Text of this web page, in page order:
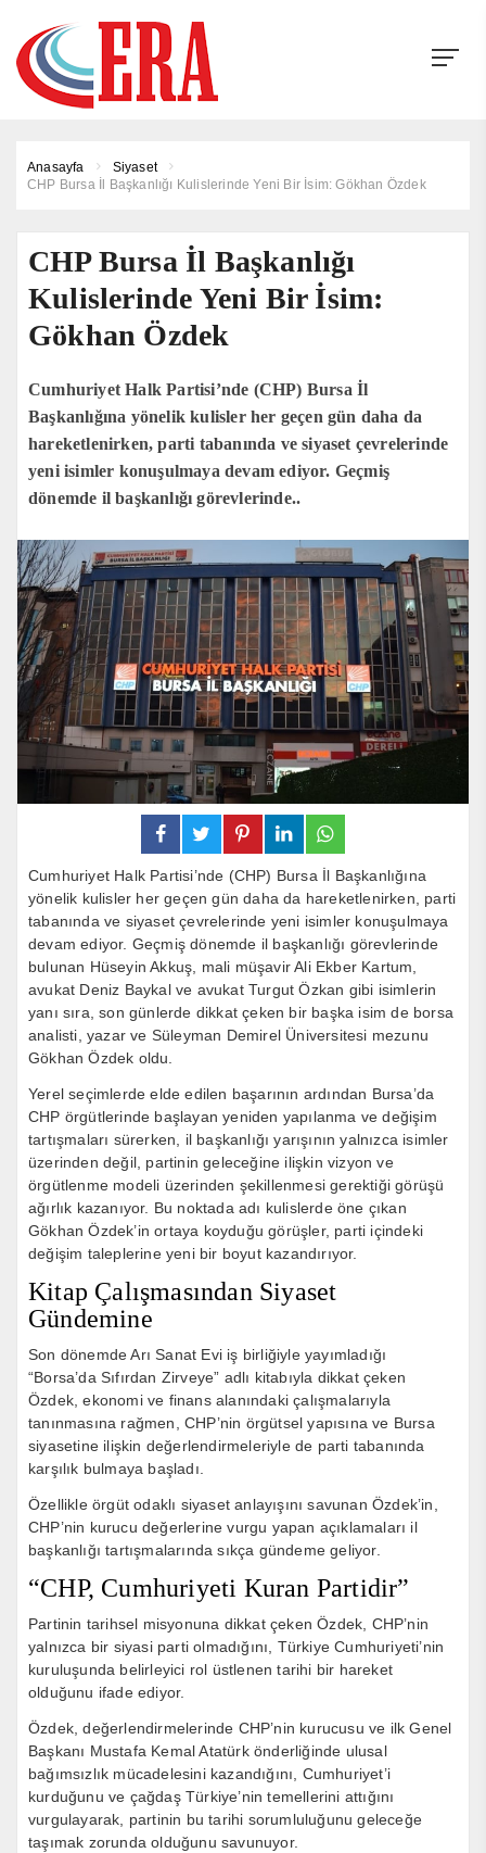
Anasayfa
Siyaset
CHP Bursa İl Başkanlığı Kulislerinde Yeni Bir İsim: Gökhan Özdek
CHP Bursa İl Başkanlığı
Kulislerinde Yeni Bir İsim:
Gökhan Özdek
Cumhuriyet Halk Partisi’nde (CHP) Bursa İl
Başkanlığına yönelik kulisler her geçen gün daha da
hareketlenirken, parti tabanında ve siyaset çevrelerinde
yeni isimler konuşulmaya devam ediyor. Geçmiş
dönemde il başkanlığı görevlerinde..
Cumhuriyet Halk Partisi’nde (CHP) Bursa İl Başkanlığına
yönelik kulisler her geçen gün daha da hareketlenirken, parti
tabanında ve siyaset çevrelerinde yeni isimler konuşulmaya
devam ediyor. Geçmiş dönemde il başkanlığı görevlerinde
bulunan Hüseyin Akkuş, mali müşavir Ali Ekber Kartum,
avukat Deniz Baykal ve avukat Turgut Özkan gibi isimlerin
yanı sıra, son günlerde dikkat çeken bir başka isim de borsa
analisti, yazar ve Süleyman Demirel Üniversitesi mezunu
Gökhan Özdek oldu.
Yerel seçimlerde elde edilen başarının ardından Bursa’da
CHP örgütlerinde başlayan yeniden yapılanma ve değişim
tartışmaları sürerken, il başkanlığı yarışının yalnızca isimler
üzerinden değil, partinin geleceğine ilişkin vizyon ve
örgütlenme modeli üzerinden şekillenmesi gerektiği görüşü
ağırlık kazanıyor. Bu noktada adı kulislerde öne çıkan
Gökhan Özdek’in ortaya koyduğu görüşler, parti içindeki
değişim taleplerine yeni bir boyut kazandırıyor.
Kitap Çalışmasından Siyaset
Gündemine
Son dönemde Arı Sanat Evi iş birliğiyle yayımladığı
“Borsa’da Sıfırdan Zirveye” adlı kitabıyla dikkat çeken
Özdek, ekonomi ve finans alanındaki çalışmalarıyla
tanınmasına rağmen, CHP’nin örgütsel yapısına ve Bursa
siyasetine ilişkin değerlendirmeleriyle de parti tabanında
karşılık bulmaya başladı.
Özellikle örgüt odaklı siyaset anlayışını savunan Özdek’in,
CHP’nin kurucu değerlerine vurgu yapan açıklamaları il
başkanlığı tartışmalarında sıkça gündeme geliyor.
“CHP, Cumhuriyeti Kuran Partidir”
Partinin tarihsel misyonuna dikkat çeken Özdek, CHP’nin
yalnızca bir siyasi parti olmadığını, Türkiye Cumhuriyeti’nin
kuruluşunda belirleyici rol üstlenen tarihi bir hareket
olduğunu ifade ediyor.
Özdek, değerlendirmelerinde CHP’nin kurucusu ve ilk Genel
Başkanı Mustafa Kemal Atatürk önderliğinde ulusal
bağımsızlık mücadelesini kazandığını, Cumhuriyet’i
kurduğunu ve çağdaş Türkiye’nin temellerini attığını
vurgulayarak, partinin bu tarihi sorumluluğunu geleceğe
taşımak zorunda olduğunu savunuyor.